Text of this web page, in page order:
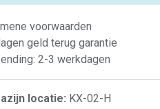
voorwaarden
geld terug garantie
2-3 werkdagen
locatie: KX-02-H